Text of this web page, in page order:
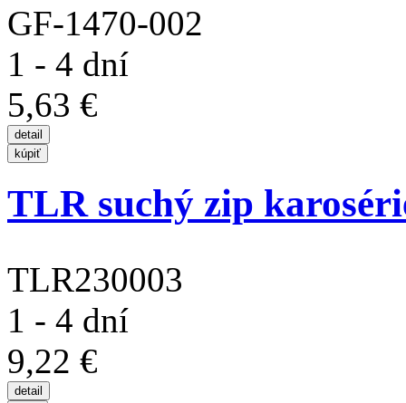
GF-1470-002
1 - 4 dní
5,63 €
TLR suchý zip
TLR230003
1 - 4 dní
9,22 €